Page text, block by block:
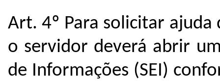
Art. 4º Para solicitar ajuda
o servidor deverá abrir
de Informações (SEI)